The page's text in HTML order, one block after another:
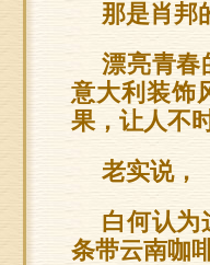
那是肖邦
漂亮青春
意大利装饰
果，让人不
老实说，
白何认为
条带云南咖